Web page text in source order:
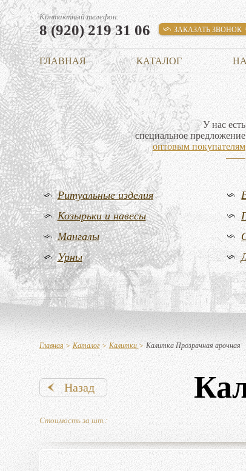
Контактный телефон:
8 (920) 219 31 06 ЗАКАЗАТЬ ЗВОНОК
ГЛАВНАЯ КАТАЛОГ
У нас есть
специальное предложение
оптовым покупателям
Ритуальные изделия
Козырьки и навесы
Мангалы
Урны
Главная> Каталог> Калитки> Калитка Прозрачная арочная
Назад
Стоимость за шт.: